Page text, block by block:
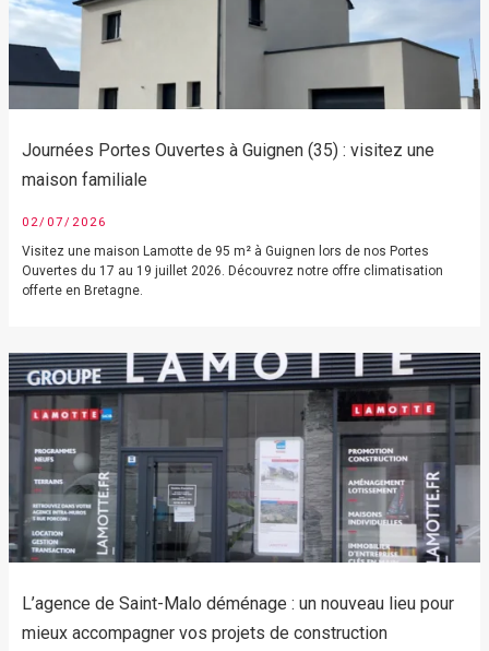
Journées Portes Ouvertes à Guignen (35) : visitez une
maison familiale
02/07/2026
Visitez une maison Lamotte de 95 m² à Guignen lors de nos Portes
Ouvertes du 17 au 19 juillet 2026. Découvrez notre offre climatisation
offerte en Bretagne.
L’agence de Saint-Malo déménage : un nouveau lieu pour
mieux accompagner vos projets de construction